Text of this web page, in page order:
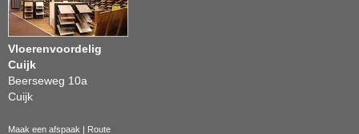
Vloerenvoordelig
Cuijk
Beerseweg 10a
Cuijk
Maak een afspaak Route